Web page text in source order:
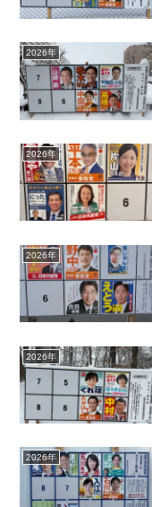
2026年
2026年
2026年
2026年
2026年